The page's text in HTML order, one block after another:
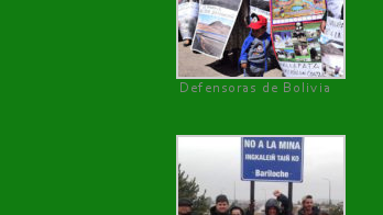
Defensoras de Bolivia